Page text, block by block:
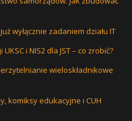
wyłącznie zadaniem działu IT
i NIS2 dla JST – co zrobić?
wieloskładnikowe
komiksy edukacyjne i CUH